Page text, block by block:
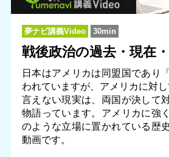
夢ナビ講義Video 30min
戦後政治の過去・現在
日本はアメリカは同盟国であり
われていますが、アメリカに対
言えない現実は、両国が決して
物語っています。アメリカに強
のような立場に置かれている歴
動画です。